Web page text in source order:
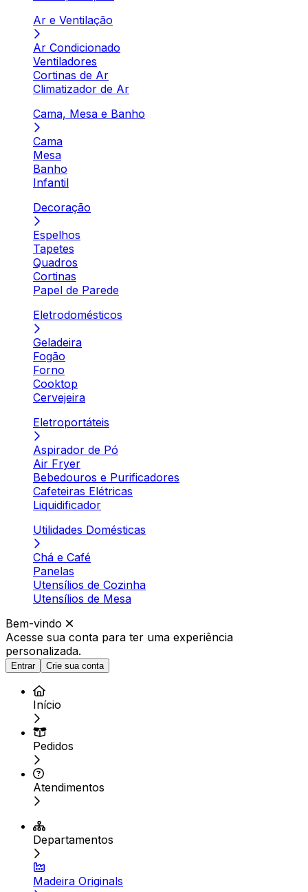
Ar e Ventilação
Ar Condicionado
Ventiladores
Cortinas de Ar
Climatizador de Ar
Cama, Mesa e Banho
Cama
Mesa
Banho
Infantil
Decoração
Espelhos
Tapetes
Quadros
Cortinas
Papel de Parede
Eletrodomésticos
Geladeira
Fogão
Forno
Cooktop
Cervejeira
Eletroportáteis
Aspirador de Pó
Air Fryer
Bebedouros e Purificadores
Cafeteiras Elétricas
Liquidificador
Utilidades Domésticas
Chá e Café
Panelas
Utensílios de Cozinha
Utensílios de Mesa
Bem-vindo
Acesse sua conta para ter uma experiência
personalizada.
Entrar Crie sua conta
Início
Pedidos
Atendimentos
Departamentos
Madeira Originals